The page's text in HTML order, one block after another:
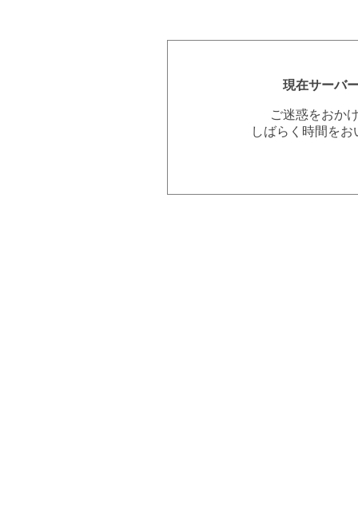
現在サーバ
ご迷惑をおか
しばらく時間を